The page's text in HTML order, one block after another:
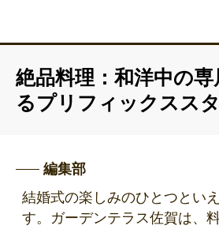
絶品料理：和洋中の専
るプリフィックスス
編集部
結婚式の楽しみのひとつとい
す。ガーデンテラス佐賀は、